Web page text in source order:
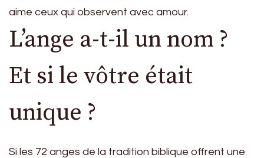
aime ceux qui observent avec amour.
L’ange a-t-il un nom ?
Et si le vôtre était
unique ?
Si les 72 anges de la tradition biblique offrent une